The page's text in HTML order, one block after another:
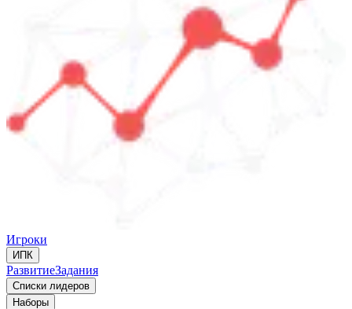
Игроки
ИПК
РазвитиеЗадания
Списки лидеров
Наборы